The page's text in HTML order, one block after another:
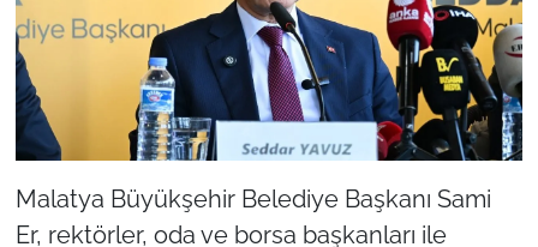
Malatya Büyükşehir Belediye Başkanı Sami
Er, rektörler, oda ve borsa başkanları ile